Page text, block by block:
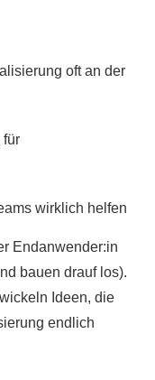
oft an der
für
wirklich helfen
Endanwender:in
bauen drauf los).
Ideen, die
endlich